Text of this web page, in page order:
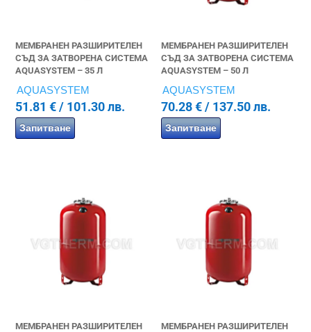
МЕМБРАНЕН РАЗШИРИТЕЛЕН
СЪД ЗА ЗАТВОРЕНА СИСТЕМА
AQUASYSTEM – 35 Л
AQUASYSTEM
51.81€ / 101.30 лв.
Запитване
МЕМБРАНЕН РАЗШИРИТЕЛЕН
СЪД ЗА ЗАТВОРЕНА СИСТЕМА
AQUASYSTEM – 50 Л
AQUASYSTEM
70.28€/ 137.50 лв.
Запитване
МЕМБРАНЕН РАЗШИРИТЕЛЕН
МЕМБРАНЕН РАЗШИРИТЕЛЕН